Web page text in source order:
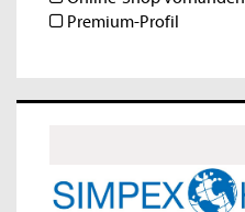
Premium-Profil